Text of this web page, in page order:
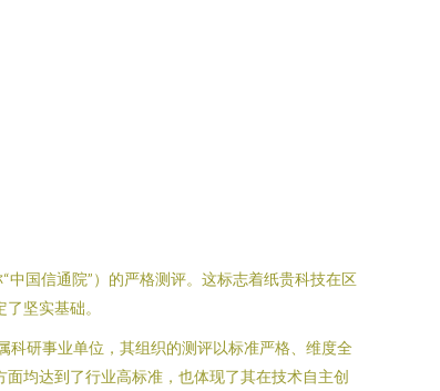
国信通院”）的严格测评。这标志着纸贵科技在区
坚实基础。
科研事业单位，其组织的测评以标准严格、维度全
均达到了行业高标准，也体现了其在技术自主创